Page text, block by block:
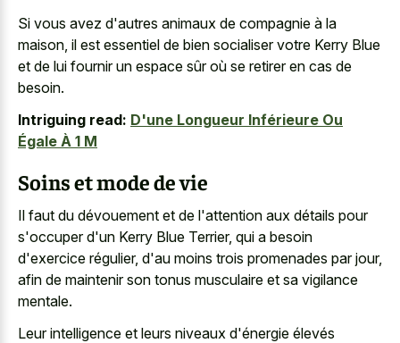
Si vous avez d'autres animaux de compagnie à la
maison, il est essentiel de bien socialiser votre Kerry Blue
et de lui fournir un espace sûr où se retirer en cas de
besoin.
Intriguing read: D'une Longueur Inférieure Ou
Égale À 1 M
Soins et mode de vie
Il faut du dévouement et de l'attention aux détails pour
s'occuper d'un Kerry Blue Terrier, qui a besoin
d'exercice régulier, d'au moins trois promenades par jour,
afin de maintenir son tonus musculaire et sa vigilance
mentale.
Leur intelligence et leurs niveaux d'énergie élevés